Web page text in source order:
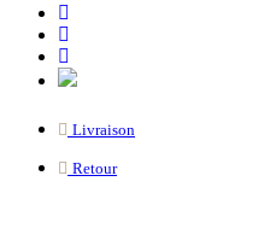
Livraison
Retour